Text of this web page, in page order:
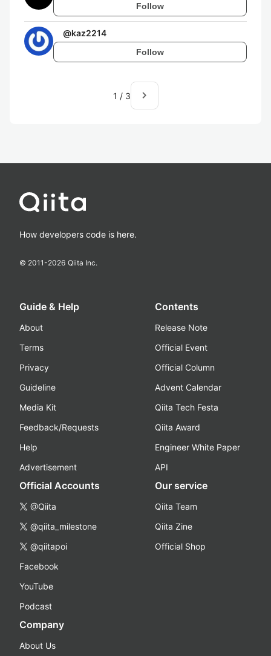
Follow
@kaz2214
Follow
1 / 3 navigate_next
How developers code is here.
© 2011-2026 Qiita Inc.
Guide & Help
About
Terms
Privacy
Guideline
Media Kit
Feedback/Requests
Help
Advertisement
Contents
Release Note
Official Event
Official Column
Advent Calendar
Qiita Tech Festa
Qiita Award
Engineer White Paper
API
Official Accounts
@Qiita
@qiita_milestone
@qiitapoi
Facebook
YouTube
Podcast
Our service
Qiita Team
Qiita Zine
Official Shop
Company
About Us